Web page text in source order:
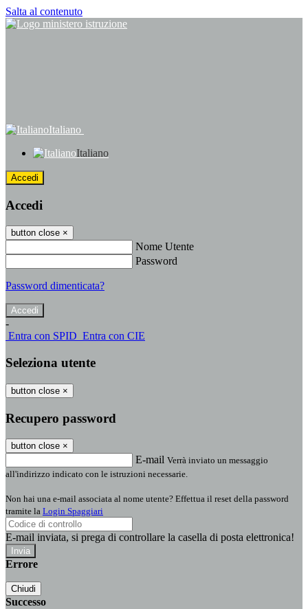
Salta al contenuto
Italiano
Italiano
Accedi
Accedi
button close ×
Nome Utente
Password
Password dimenticata?
-
Entra con SPID Entra con CIE
Seleziona utente
button close ×
Recupero password
button close ×
E-mail Verrà inviato un messaggio
all'indirizzo indicato con le istruzioni necessarie.
Non hai una e-mail associata al nome utente? Effettua il reset della password
tramite la Login Spaggiari
E-mail inviata, si prega di controllare la casella di posta elettronica!
Errore
Chiudi
Successo